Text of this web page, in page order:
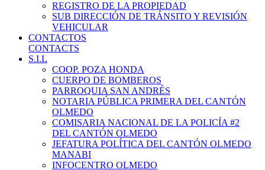
REGISTRO DE LA PROPIEDAD
SUB DIRECCIÓN DE TRÁNSITO Y REVISIÓN
VEHICULAR
CONTACTOS
CONTACTS
S.I.L
COOP. POZA HONDA
CUERPO DE BOMBEROS
PARROQUIA SAN ANDRÉS
NOTARIA PÚBLICA PRIMERA DEL CANTÓN
OLMEDO
COMISARIA NACIONAL DE LA POLICÍA #2
DEL CANTÓN OLMEDO
JEFATURA POLÍTICA DEL CANTÓN OLMEDO
MANABI
INFOCENTRO OLMEDO